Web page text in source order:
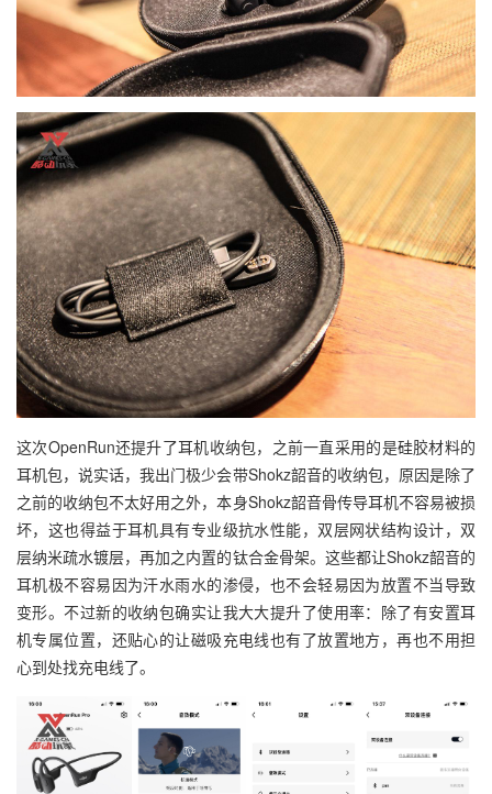
这次OpenRun还提升了耳机收纳包，之前一直采用的是硅胶材料的
耳机包，说实话，我出门极少会带Shokz韶音的收纳包，原因是除了
之前的收纳包不太好用之外，本身Shokz韶音骨传导耳机不容易被损
坏，这也得益于耳机具有专业级抗水性能，双层网状结构设计，双
层纳米疏水镀层，再加之内置的钛合金骨架。这些都让Shokz韶音的
耳机极不容易因为汗水雨水的渗侵，也不会轻易因为放置不当导致
变形。不过新的收纳包确实让我大大提升了使用率：除了有安置耳
机专属位置，还贴心的让磁吸充电线也有了放置地方，再也不用担
心到处找充电线了。